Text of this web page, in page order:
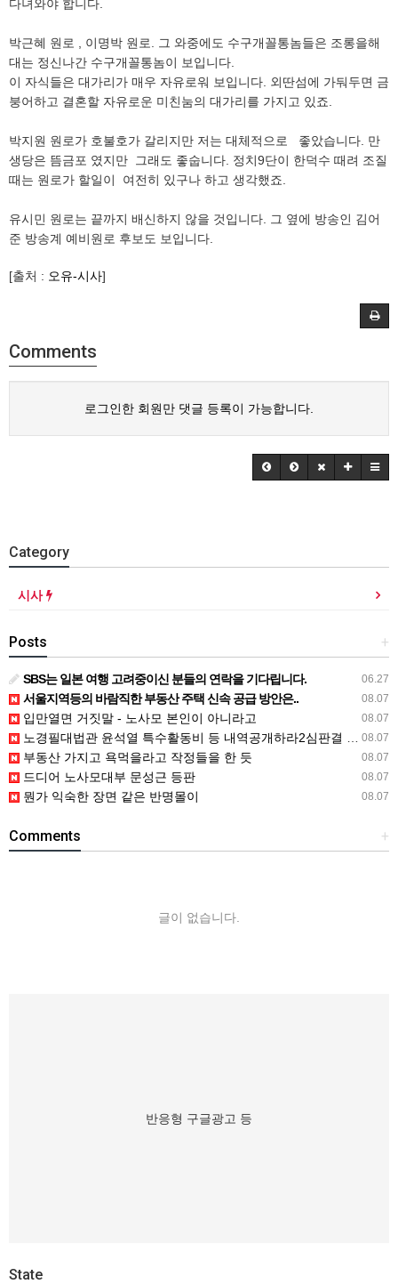
다녀와야 합니다.
박근혜 원로 , 이명박 원로. 그 와중에도 수구개꼴통놈들은 조롱을해
대는 정신나간 수구개꼴통놈이 보입니다.
이 자식들은 대가리가 매우 자유로워 보입니다. 외딴섬에 가둬두면 금
붕어하고 결혼할 자유로운 미친눔의 대가리를 가지고 있죠.
박지원 원로가 호불호가 갈리지만 저는 대체적으로 좋았습니다. 만
생당은 뜸금포 였지만 그래도 좋숩니다. 정치9단이 한덕수 때려 조질
때는 원로가 할일이 여전히 있구나 하고 생각했죠.
유시민 원로는 끝까지 배신하지 않을 것입니다. 그 옆에 방송인 김어
준 방송계 예비원로 후보도 보입니다.
[출처 : 오유-시사]
Comments
로그인한 회원만 댓글 등록이 가능합니다.
Category
시사
+
Posts
06.27
SBS는 일본 여행 고려중이신 분들의 연락을 기다립니다.
08.07
서울지역등의 바람직한 부동산 주택 신속 공급 방안은..
08.07
입만열면 거짓말 - 노사모 본인이 아니라고
08.07
노경필대법관 윤석열 특수활동비 등 내역공개하라2심판결 파기환송
08.07
부동산 가지고 욕먹을라고 작정들을 한 듯
08.07
드디어 노사모대부 문성근 등판
08.07
뭔가 익숙한 장면 같은 반명몰이
+
Comments
글이 없습니다.
반응형 구글광고 등
State